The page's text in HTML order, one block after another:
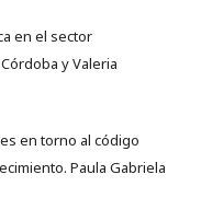
en el sector
y Valeria
en torno al código
Paula Gabriela